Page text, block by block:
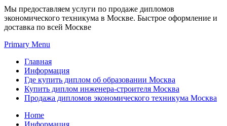
Мы предоставляем услуги по продаже дипломов
экономического техникума в Москве. Быстрое оформление и
доставка по всей Москве
Primary Menu
Главная
Информация
Где купить диплом об образовании Москва
Купить диплом инженера-строителя Москва
Продажа дипломов экономического техникума Москва
Home
Информация